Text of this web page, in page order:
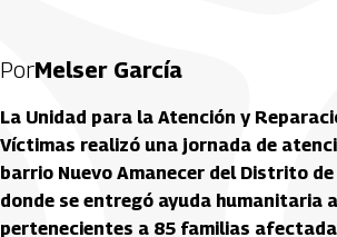
PorMelser García
La Unidad para la Atención y
Víctimas realizó una jornada de
barrio Nuevo Amanecer del Distrito
donde se entregó ayuda humanitaria a
pertenecientes a 85 familias